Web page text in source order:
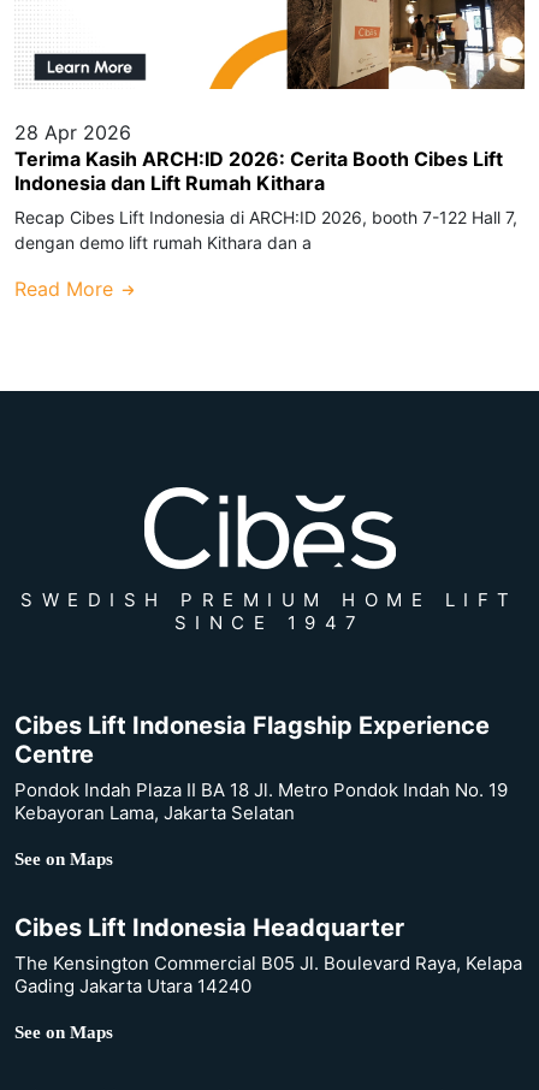
28 Apr 2026
Terima Kasih ARCH:ID 2026: Cerita Booth Cibes Lift
Indonesia dan Lift Rumah Kithara
Recap Cibes Lift Indonesia di ARCH:ID 2026, booth 7-122 Hall 7,
dengan demo lift rumah Kithara dan a
Read More
SWEDISH PREMIUM HOME LIFT
SINCE 1947
Cibes Lift Indonesia Flagship Experience
Centre
Pondok Indah Plaza II BA 18 Jl. Metro Pondok Indah No. 19
Kebayoran Lama, Jakarta Selatan
See on Maps
Cibes Lift Indonesia Headquarter
The Kensington Commercial B05 Jl. Boulevard Raya, Kelapa
Gading Jakarta Utara 14240
See on Maps